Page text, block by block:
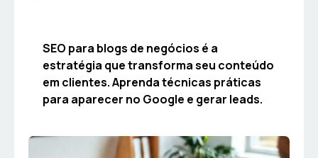
SEO para blogs de negócios é a
estratégia que transforma seu conteúdo
em clientes. Aprenda técnicas práticas
para aparecer no Google e gerar leads.